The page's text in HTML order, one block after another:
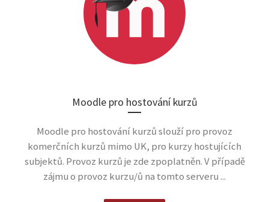
Moodle pro hostování kurzů
Moodle pro hostování kurzů slouží pro provoz
komerčních kurzů mimo UK, pro kurzy hostujících
subjektů. Provoz kurzů je zde zpoplatněn. V případě
zájmu o provoz kurzu/ů na tomto serveru ...